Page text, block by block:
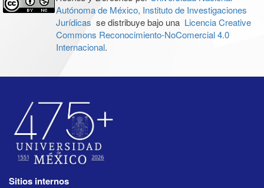
Autónoma de México, Instituto de Investigaciones
Jurídicas se distribuye bajo una Licencia Creative
Commons Reconocimiento-NoComercial 4.0
Internacional.
Sitios internos